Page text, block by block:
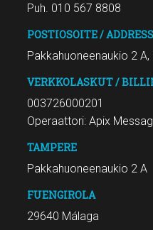
Puh. 010 567 8808
POSTIOSOITE / ADDRESS
Pakkahuoneenaukio 2
VERKKOLASKUT /
003726000201
Operaattori: Apix
TAMPERE
Pakkahuoneenaukio 2 A
FUENGIROLA
29640 Málaga